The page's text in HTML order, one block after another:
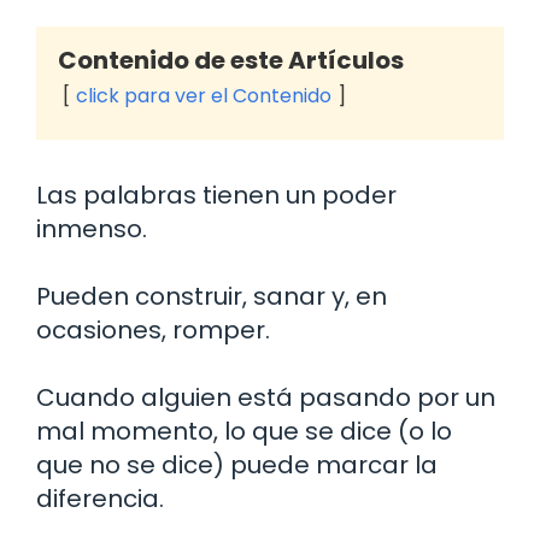
Contenido de este Artículos
click para ver el Contenido
Las palabras tienen un poder
inmenso.
Pueden construir, sanar y, en
ocasiones, romper.
Cuando alguien está pasando por un
mal momento, lo que se dice (o lo
que no se dice) puede marcar la
diferencia.